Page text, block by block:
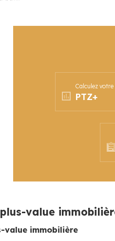
Calculez votre
PTZ+
value
value immobilière